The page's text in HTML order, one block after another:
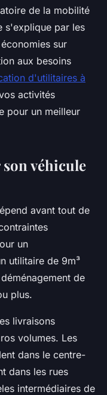
de la mobilité
s'explique par les
sur
aux besoins
d'utilitaires à
activités
pour un meilleur
véhicule
avant tout de
un
utilitaire de 9m³
de
plus.
livraisons
volumes. Les
dans le centre-
dans les rues
intermédiaires de